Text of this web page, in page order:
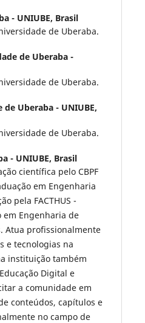
- UNIUBE, Brasil
de Uberaba.
de Uberaba -
de Uberaba.
de Uberaba - UNIUBE,
de Uberaba.
- UNIUBE, Brasil
científica pelo CBPF
em Engenharia
pela FACTHUS -
em Engenharia de
Atua profissionalmente
e tecnologias na
instituição também
Digital e
a comunidade em
conteúdos, capítulos e
no campo de